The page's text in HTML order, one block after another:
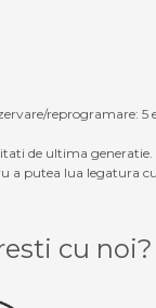
reprogramare: 5
de ultima generatie.
a putea lua legatura cu
cu noi?